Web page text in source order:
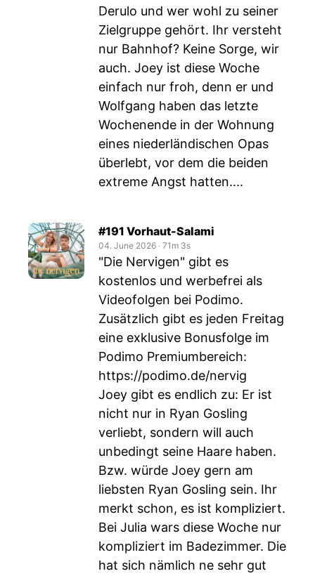
Derulo und wer wohl zu seiner
Zielgruppe gehört. Ihr versteht
nur Bahnhof? Keine Sorge, wir
auch. Joey ist diese Woche
einfach nur froh, denn er und
Wolfgang haben das letzte
Wochenende in der Wohnung
eines niederländischen Opas
überlebt, vor dem die beiden
extreme Angst hatten....
#191 Vorhaut-Salami
04. June 2026 ‧ 71m 3s
"Die Nervigen" gibt es
kostenlos und werbefrei als
Videofolgen bei Podimo.
Zusätzlich gibt es jeden Freitag
eine exklusive Bonusfolge im
Podimo Premiumbereich:
https://podimo.de/nervig
Joey gibt es endlich zu: Er ist
nicht nur in Ryan Gosling
verliebt, sondern will auch
unbedingt seine Haare haben.
Bzw. würde Joey gern am
liebsten Ryan Gosling sein. Ihr
merkt schon, es ist kompliziert.
Bei Julia wars diese Woche nur
kompliziert im Badezimmer. Die
hat sich nämlich ne sehr gut